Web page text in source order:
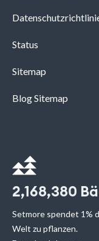
Status
Sitemap
Blog Sitemap
2,168,380
Setmore spendet 1%
Welt zu pflanzen.